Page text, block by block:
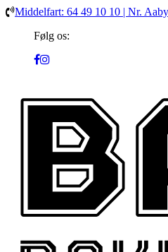
Middelfart: 64 49 10 10 | Nr.
Følg os: